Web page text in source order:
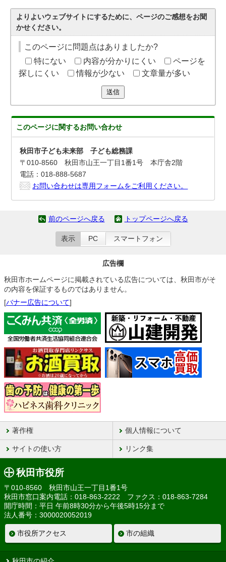
よりよいウェブサイトにするために、ページのご感想をお聞
かせください。
このページに問題点はありましたか?
特にない
内容が分かりにくい
ページを
探しにくい
情報が少ない 文章量が多い
送信
このページに関するお問い合わせ
秋田市子ども未来部 子ども総務課
〒010-8560 秋田市山王一丁目1番1号 本庁舎2階
電話：018-888-5687
お問い合わせは専用フォームをご利用ください。
前のページへ戻る トップページへ戻る
表示 PC スマートフォン
広告欄
秋田市ホームページに掲載されている広告については、秋田市がそ
の内容を保証するものではありません。
[バナー広告について]
著作権 個人情報について
サイトの使い方 リンク集
秋田市役所
〒010-8560 秋田市山王一丁目1番1号
秋田市窓口案内電話：018-863-2222 ファクス：018-863-7284
開庁時間：平日 午前8時30分から午後5時15分まで
法人番号：3000020052019
市役所アクセス 市の組織